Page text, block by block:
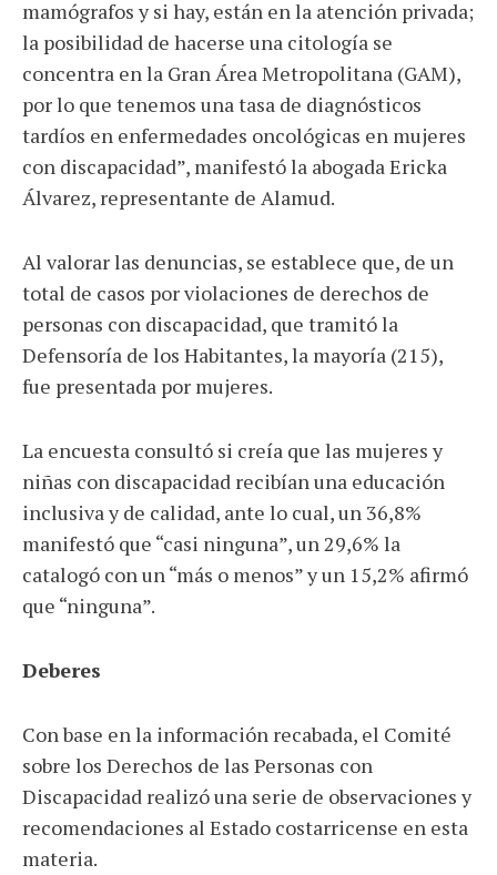
mamógrafos y si hay, están en la atención privada;
la posibilidad de hacerse una citología se
concentra en la Gran Área Metropolitana (GAM),
por lo que tenemos una tasa de diagnósticos
tardíos en enfermedades oncológicas en mujeres
con discapacidad”, manifestó la abogada Ericka
Álvarez, representante de Alamud.
Al valorar las denuncias, se establece que, de un
total de casos por violaciones de derechos de
personas con discapacidad, que tramitó la
Defensoría de los Habitantes, la mayoría (215),
fue presentada por mujeres.
La encuesta consultó si creía que las mujeres y
niñas con discapacidad recibían una educación
inclusiva y de calidad, ante lo cual, un 36,8%
manifestó que “casi ninguna”, un 29,6% la
catalogó con un “más o menos” y un 15,2% afirmó
que “ninguna”.
Deberes
Con base en la información recabada, el Comité
sobre los Derechos de las Personas con
Discapacidad realizó una serie de observaciones y
recomendaciones al Estado costarricense en esta
materia.